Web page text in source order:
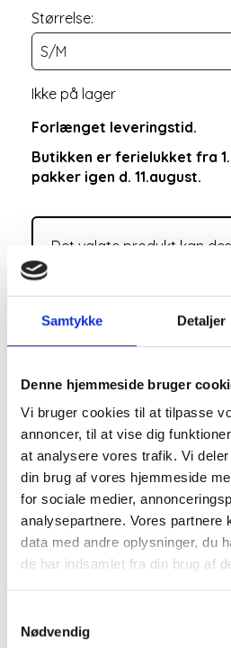
Samtykke Detaljer
Denne hjemmeside bruger
Vi bruger cookies til at tilpasse
annoncer, til at vise dig
at analysere vores trafik. Vi
din brug af vores hjemmeside
for sociale medier,
analysepartnere. Vores partnere
data med andre oplysninger, du
de har indsamlet fra din brug af
Nødvendig
Størrelse:
Ikke på lager
Forlænget leveringstid.
Butikken er ferielukket fra
pakker igen d. 11.august.
Det valgte produkt kan
Klassisk sort bomuldstop
Mere information